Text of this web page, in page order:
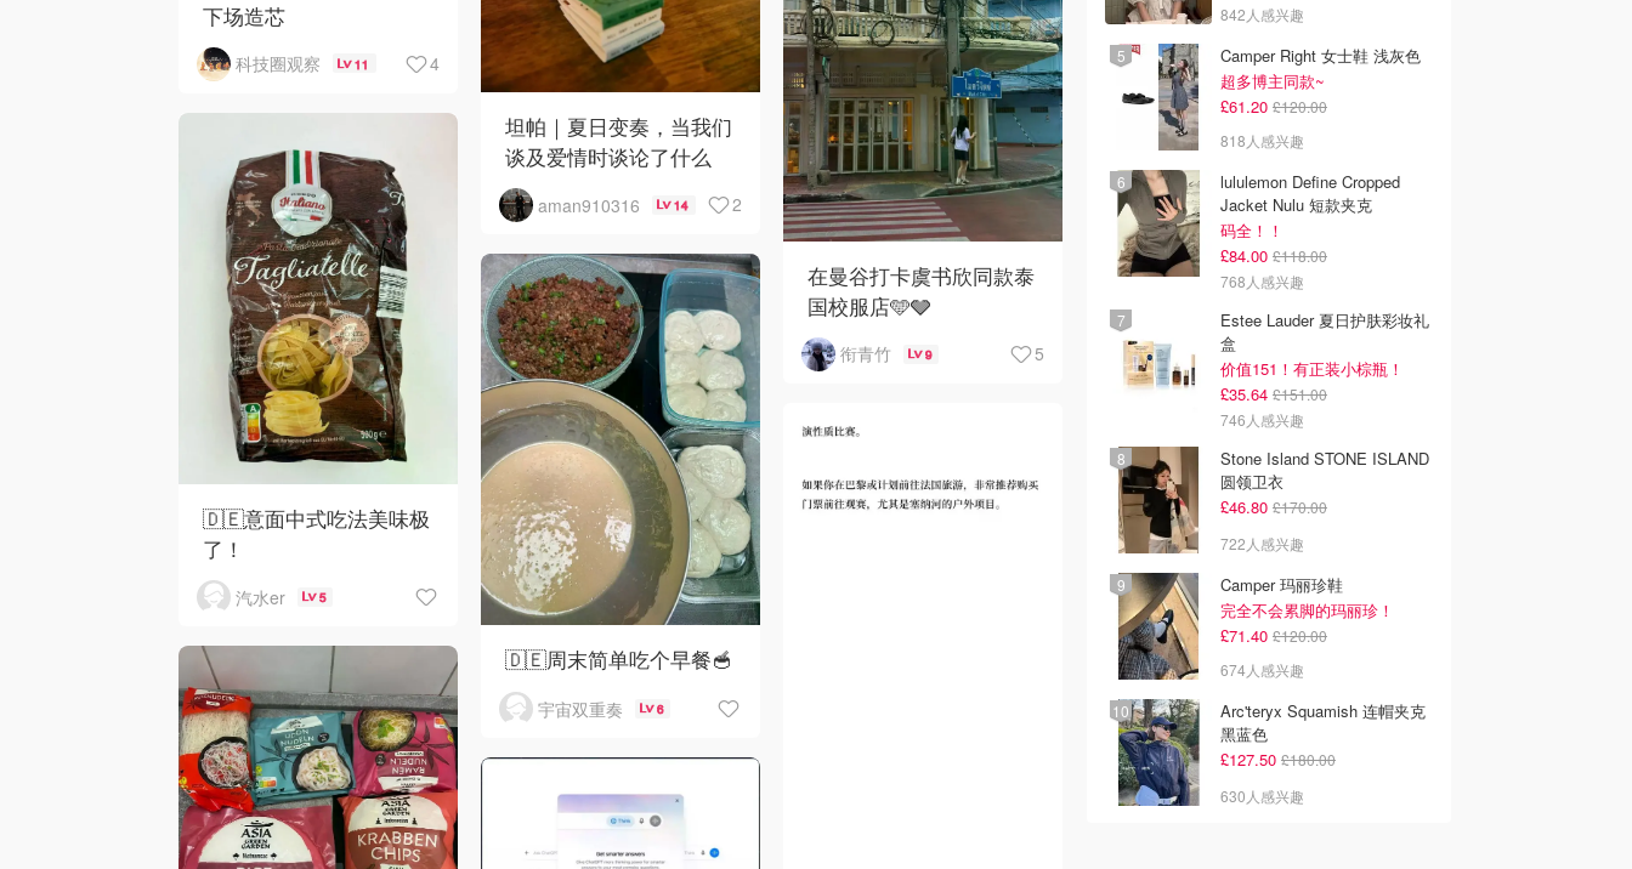
下场造芯
科技圈观察 11 4
坦帕｜夏日变奏，当我们
谈及爱情时谈论了什么
aman910316 14 2
在曼谷打卡虞书欣同款泰
国校服店🩵🩶
衔青竹 9 5
🇩🇪意面中式吃法美味极
了！
汽水er 5
🇩🇪周末简单吃个早餐🥣
宇宙双重奏 6
842人感兴趣
Camper Right 女士鞋 浅灰色
超多博主同款~
£61.20 £120.00
818人感兴趣
lululemon Define Cropped
Jacket Nulu 短款夹克
码全！！
£84.00 £118.00
768人感兴趣
Estee Lauder 夏日护肤彩妆礼
盒
价值151！有正装小棕瓶！
£35.64 £151.00
746人感兴趣
Stone Island STONE ISLAND
圆领卫衣
£46.80 £170.00
722人感兴趣
Camper 玛丽珍鞋
完全不会累脚的玛丽珍！
£71.40 £120.00
674人感兴趣
Arc'teryx Squamish 连帽夹克
黑蓝色
£127.50 £180.00
630人感兴趣